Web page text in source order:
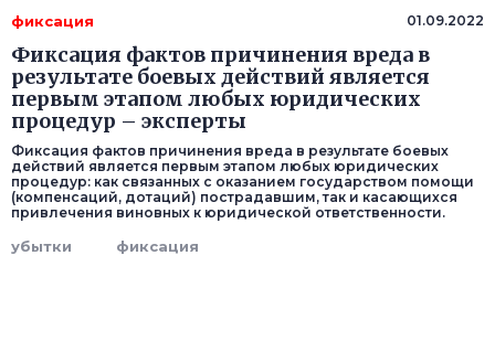
фиксация 01.09.2022
Фиксация фактов причинения вреда в
результате боевых действий является
первым этапом любых юридических
процедур – эксперты
Фиксация фактов причинения вреда в результате боевых
действий является первым этапом любых юридических
процедур: как связанных с оказанием государством помощи
(компенсаций, дотаций) пострадавшим, так и касающихся
привлечения виновных к юридической ответственности.
убытки фиксация